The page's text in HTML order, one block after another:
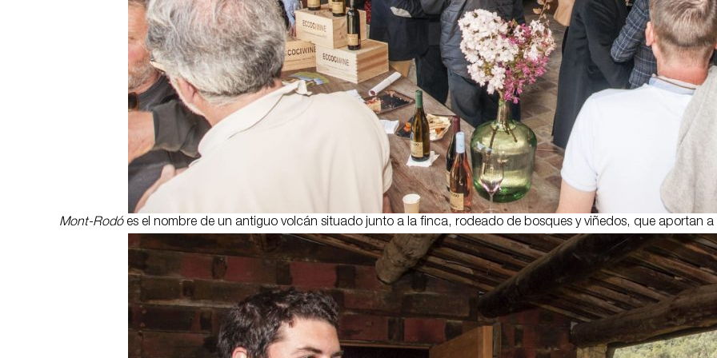
Mont-Rodó es el nombre de un antiguo volcán situado junto a la finca, rodeado de bosques y viñedos, que aportan